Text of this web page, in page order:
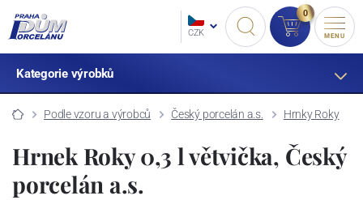
CZK
0
MENU
Kategorie výrobků
Podle vzoru a výrobců Český porcelán a.s. Hrnky Roky
Hrnek Roky 0,3 l větvička, Český
porcelán a.s.